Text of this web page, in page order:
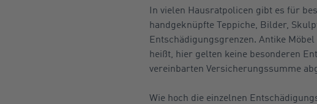
In vielen Hausratpolicen gibt es für
handgeknüpfte Teppiche, Bilder,
Entschädigungsgrenzen. Antike
heißt, hier gelten keine besonderen
vereinbarten Versicherungssumme
Wie hoch die einzelnen